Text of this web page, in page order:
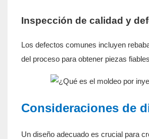
Inspección de calidad y
Los defectos comunes incluyen
del proceso para obtener piezas
Consideraciones de
Un diseño adecuado es crucial para